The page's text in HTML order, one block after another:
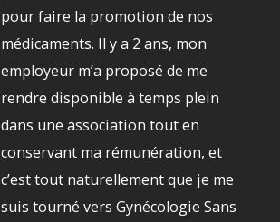
pour faire la promotion de nos
médicaments. Il y a 2 ans, mon
employeur m’a proposé de me
rendre disponible à temps plein
dans une association tout en
conservant ma rémunération, et
c’est tout naturellement que je me
suis tourné vers Gynécologie Sans